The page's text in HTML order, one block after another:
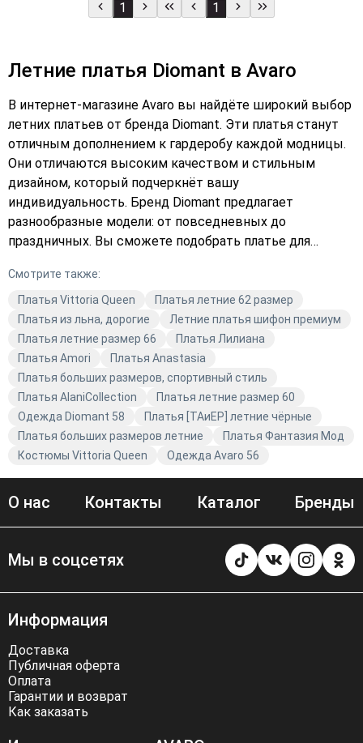
1 1
Летние платья Diomant в Avaro
В интернет-магазине Avaro вы найдёте широкий выбор
летних платьев от бренда Diomant. Эти платья станут
отличным дополнением к гардеробу каждой модницы.
Они отличаются высоким качеством и стильным
дизайном, который подчеркнёт вашу
индивидуальность. Бренд Diomant предлагает
разнообразные модели: от повседневных до
праздничных. Вы сможете подобрать платье для
эти платья, обеспечивают комфорт и долговечность.
Вискоза и костюмно-плательная ткань — это только
некоторые из материалов, которые используются для
создания этих прекрасных нарядов. Летние платья
Diomant представлены в разнообразных цветах,
включая зелёный и другие яркие оттенки. Они станут
отличным выбором для жарких дней и летних
вечеринок. Не упустите возможность обновить свой
гардероб с помощью стильной и качественной одежды
от бренда Diomant.
Смотрите также:
Платья Vittoria Queen
Платья летние 62 размер
Платья из льна, дорогие
Летние платья шифон премиум
Платья летние размер 66
Платья Лилиана
Платья Amori
Платья Anastasia
Платья больших размеров, спортивный стиль
Платья AlaniCollection
Платья летние размер 60
Одежда Diomant 58
Платья [ТАиЕР] летние чёрные
Платья больших размеров летние
Платья Фантазия Мод
Костюмы Vittoria Queen
Одежда Avaro 56
О нас Контакты Каталог Бренды
Мы в соцсетях
Информация
Доставка
Публичная оферта
Оплата
Гарантии и возврат
Как заказать